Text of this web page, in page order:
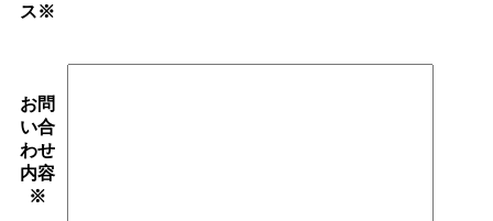
ス※
お問
い合
わせ
内容
※